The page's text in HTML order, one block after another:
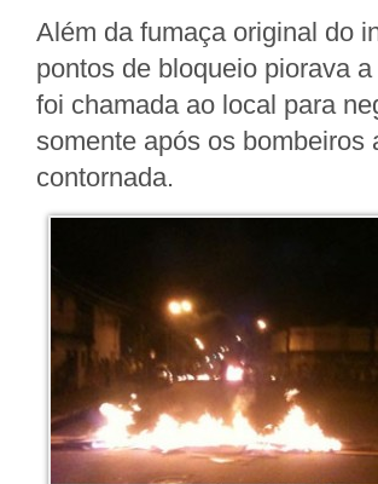
Além da fumaça original do
pontos de bloqueio piorava
foi chamada ao local para
somente após os bombeiros
contornada.